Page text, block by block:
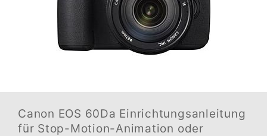
Canon EOS 60Da Einrichtungsanleitung
für Stop-Motion-Animation oder